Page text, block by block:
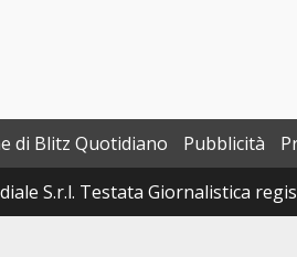
di Blitz Quotidiano Pubblicità
S.r.l. Testata Giornalistica